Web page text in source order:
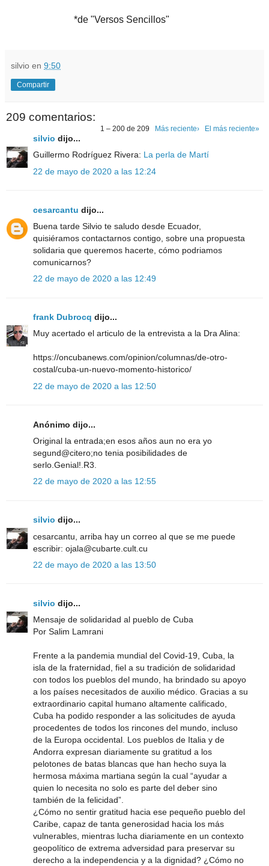
*de "Versos Sencillos"
silvio en 9:50
Compartir
209 comentarios:
1 – 200 de 209 Más reciente› El más reciente»
silvio dijo...
Guillermo Rodríguez Rivera: La perla de Martí
22 de mayo de 2020 a las 12:24
cesarcantu dijo...
Buena tarde Silvio te saludo desde Ecuador,
quisiéramos contactarnos contigo, sobre una propuesta
solidaria que queremos hacerte, cómo podriamos
comunicarnos?
22 de mayo de 2020 a las 12:49
frank Dubrocq dijo...
Muy acertado el articulo de la entrevista a la Dra Alina:
https://oncubanews.com/opinion/columnas/de-otro-
costal/cuba-un-nuevo-momento-historico/
22 de mayo de 2020 a las 12:50
Anónimo dijo...
Original la entrada;en esos años aun no era yo
segund@citero;no tenia posibilidades de
serlo.Genial!.R3.
22 de mayo de 2020 a las 12:55
silvio dijo...
cesarcantu, arriba hay un correo al que se me puede
escribir: ojala@cubarte.cult.cu
22 de mayo de 2020 a las 13:50
silvio dijo...
Mensaje de solidaridad al pueblo de Cuba
Por Salim Lamrani
Frente a la pandemia mundial del Covid-19, Cuba, la
isla de la fraternidad, fiel a su tradición de solidaridad
con todos los pueblos del mundo, ha brindado su apoyo
a los países necesitados de auxilio médico. Gracias a su
extraordinario capital humano altamente calificado,
Cuba ha podido responder a las solicitudes de ayuda
procedentes de todos los rincones del mundo, incluso
de la Europa occidental. Los pueblos de Italia y de
Andorra expresan diariamente su gratitud a los
pelotones de batas blancas que han hecho suya la
hermosa máxima martiana según la cual “ayudar a
quien lo necesita no solo es parte del deber sino
también de la felicidad”.
¿Cómo no sentir gratitud hacia ese pequeño pueblo del
Caribe, capaz de tanta generosidad hacia los más
vulnerables, mientras lucha diariamente en un contexto
geopolítico de extrema adversidad para preservar su
derecho a la independencia y a la dignidad? ¿Cómo no